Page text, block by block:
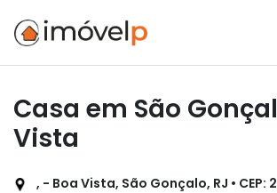
Casa em São
Vista
, - Boa Vista, São Gonçalo, RJ • CEP: